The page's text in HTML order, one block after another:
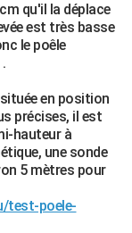
qu'il la déplace
est très basse
le poêle
en position
précises, il est
hauteur à
une sonde
5 mètres pour
test-poele-